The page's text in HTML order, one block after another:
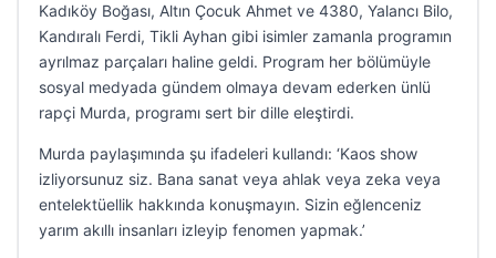
Kadıköy Boğası, Altın Çocuk Ahmet ve 4380, Yalancı Bilo,
Kandıralı Ferdi, Tikli Ayhan gibi isimler zamanla programın
ayrılmaz parçaları haline geldi. Program her bölümüyle
sosyal medyada gündem olmaya devam ederken ünlü
rapçi Murda, programı sert bir dille eleştirdi.
Murda paylaşımında şu ifadeleri kullandı: ‘Kaos show
izliyorsunuz siz. Bana sanat veya ahlak veya zeka veya
entelektüellik hakkında konuşmayın. Sizin eğlenceniz
yarım akıllı insanları izleyip fenomen yapmak.’